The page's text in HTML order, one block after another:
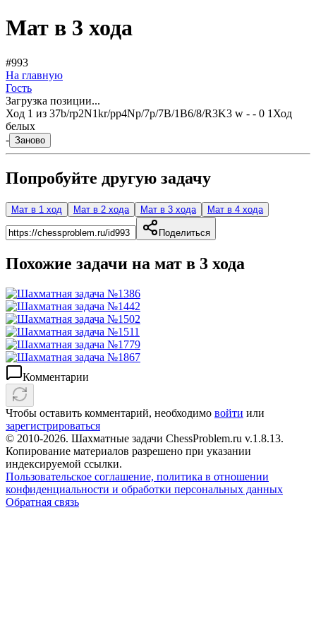
Мат в 3 хода
#993
На главную
Гость
Загрузка позиции...
Ход 1 из 37b/rp2N1kr/pp4Np/7p/7B/1B6/8/R3K3 w - - 0 1 Ход
белых
- Заново
Попробуйте другую задачу
Мат в 1 ход Мат в 2 хода Мат в 3 хода Мат в 4 хода
Поделиться
Похожие задачи на мат в 3 хода
Комментарии
Чтобы оставить комментарий, необходимо войти или
зарегистрироваться
© 2010-2026. Шахматные задачи ChessProblem.ru v.1.8.13.
Копирование материалов разрешено при указании
индексируемой ссылки.
Пользовательское соглашение, политика в отношении
конфиденциальности и обработки персональных данных
Обратная связь